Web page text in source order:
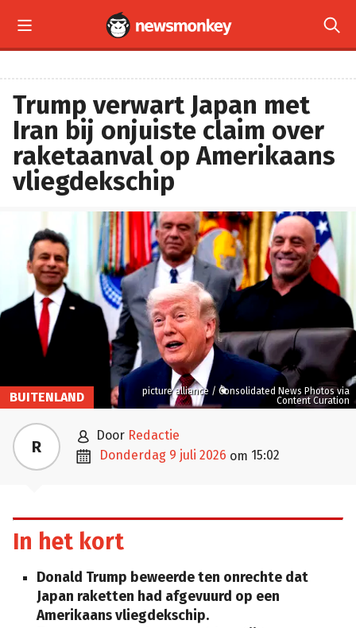
 
Trump verwart Japan met
Iran bij onjuiste claim over
raketaanval op Amerikaans
vliegdekschip
picture alliance / Consolidated News Photos via
Content Curation
BUITENLAND
R  door Redactie
 donderdag 9 juli 2026 om 15:02
In het kort
Donald Trump beweerde ten onrechte dat
Japan raketten had afgevuurd op een
Amerikaans vliegdekschip.